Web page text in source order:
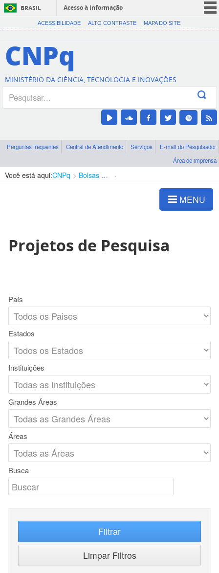
BRASIL
Acesso à informação
CORONAVÍRUS (COVID-19)
Canais
ACESSIBILIDADE ALTO CONTRASTE MAPA DO SITE
CNPq
MINISTÉRIO DA CIÊNCIA, TECNOLOGIA E INOVAÇÕES
Perguntas frequentes Central de Atendimento Serviços
E-mail do Pesquisador
Área de imprensa
Você está aqui:CNPq Bolsas e Auxílios Vigentes
MENU
Projetos de Pesquisa
País
Estados
Instituições
Grandes Áreas
Áreas
Busca
Filtrar
Limpar Filtros